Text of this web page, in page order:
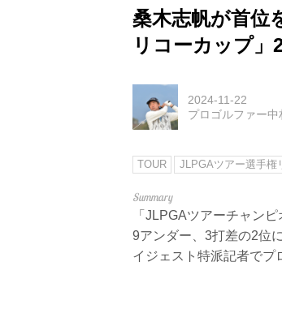
桑木志帆が首位
リコーカップ」
2024-11-22
プロゴルファー中
TOUR JLPGAツアー選手権
「JLPGAツアーチャン
9アンダー、3打差の2位
イジェスト特派記者でプ